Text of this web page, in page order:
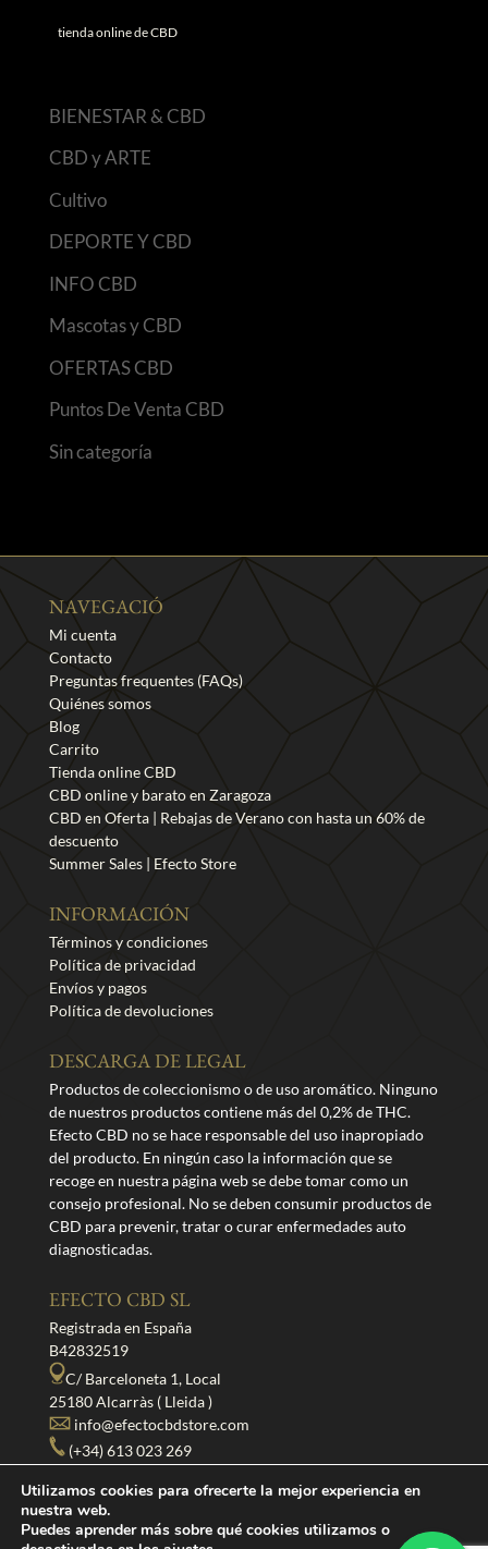
tienda online de CBD
BIENESTAR & CBD
CBD y ARTE
Cultivo
DEPORTE Y CBD
INFO CBD
Mascotas y CBD
OFERTAS CBD
Puntos De Venta CBD
Sin categoría
NAVEGACIÓ
Mi cuenta
Contacto
Preguntas frequentes (FAQs)
Quiénes somos
Blog
Carrito
Tienda online CBD
CBD online y barato en Zaragoza
CBD en Oferta | Rebajas de Verano con hasta un 60% de
descuento
Summer Sales | Efecto Store
INFORMACIÓN
Términos y condiciones
Política de privacidad
Envíos y pagos
Política de devoluciones
DESCARGA DE LEGAL
Productos de coleccionismo o de uso aromático. Ninguno
de nuestros productos contiene más del 0,2% de THC.
Efecto CBD no se hace responsable del uso inapropiado
del producto. En ningún caso la información que se
recoge en nuestra página web se debe tomar como un
consejo profesional. No se deben consumir productos de
CBD para prevenir, tratar o curar enfermedades auto
diagnosticadas.
EFECTO CBD SL
Registrada en España
B42832519
C/ Barceloneta 1, Local
25180 Alcarràs ( Lleida )
info@efectocbdstore.com
(+34) 613 023 269
SÍGUENOS
Utilizamos cookies para ofrecerte la mejor experiencia en
nuestra web.
Puedes aprender más sobre qué cookies utilizamos o